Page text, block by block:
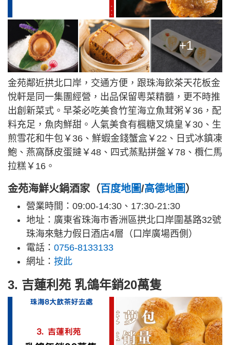
+1
金苑鄰近拱北口岸，交通方便，跟珠海飲茶天花板金
悅軒是同一集團經營，出品保留粵菜精髓，更不時推
出創新菜式。早茶必吃美食竹笙海立魚茸粥￥36，配
料充足，魚肉鮮甜。人氣美食有楓糖叉燒皇￥30、生
煎雪花和牛包￥36、鮮蝦金錢蟹盒￥22、日式冰鎮凍
鮑、燕窩酥皮蛋撻￥48、四式蒸點拼盤￥78、欖仁馬
拉糕￥16。
金苑海鮮火鍋酒家（百度地圖/高德地圖 ）
營業時間：09:00-14:30、17:30-21:30
地址：廣東省珠海市香洲區拱北口岸圍基路32號
珠海來魅力假日酒店4層（口岸廣場西側）
電話： 0756-8133133
網址： 按此
3. 吉蓮利苑 乳鴿年銷20萬隻